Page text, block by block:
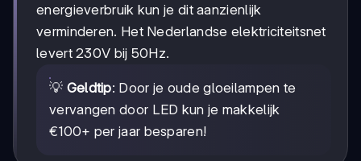
energieverbruik kun je dit aanzienlijk
verminderen. Het Nederlandse elektriciteitsnet
levert 230V bij 50Hz.
💡 Geldtip: Door je oude gloeilampen te
vervangen door LED kun je makkelijk
€100+ per jaar besparen!